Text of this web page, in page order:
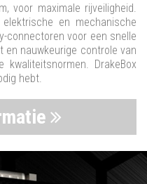
voor maximale rijveiligheid.
en mechanische
connectoren voor een snelle
en nauwkeurige controle van
DrakeBox
hebt.